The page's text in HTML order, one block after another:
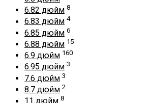
6.82 дюйм 8
6.83 дюйм 4
6.85 дюйм 6
6.88 дюйм 15
6.9 дюйм 160
6.95 дюйм 3
7.6 дюйм 3
8.7 дюйм 2
8